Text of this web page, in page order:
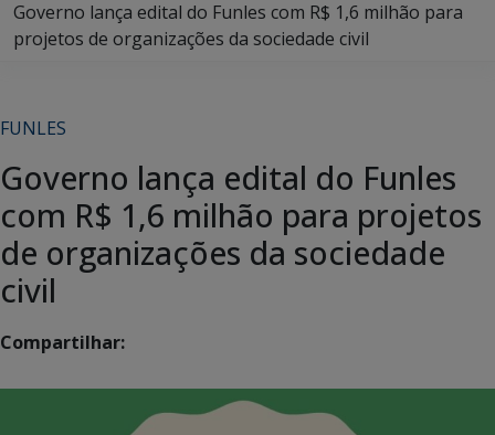
Governo lança edital do Funles com R$ 1,6 milhão para
projetos de organizações da sociedade civil
FUNLES
Governo lança edital do Funles
com R$ 1,6 milhão para projetos
de organizações da sociedade
civil
Compartilhar: